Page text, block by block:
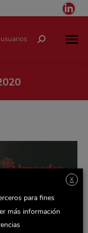
Buscar:
X
para fines
más información